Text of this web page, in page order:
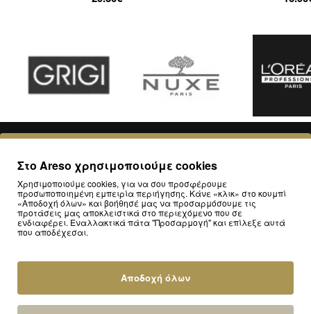
Πρώτιστα, η έκπληξη ήρθε από την
προϊόν συσκευασμένο κατά τέτοιο
τρόπο ώστε να μπορεί να
τοποθετηθεί σε ράφι προβολής. Η
Έχω
και
γυναικεία
Στο Areso χρησιμοποιούμε cookies
Χρησιμοποιούμε cookies, για να σου προσφέρουμε
προσωποποιημένη εμπειρία περιήγησης. Κάνε «κλικ» στο κουμπί
«Αποδοχή όλων» και βοήθησέ μας να προσαρμόσουμε τις
προτάσεις μας αποκλειστικά στο περιεχόμενο που σε
ενδιαφέρει. Εναλλακτικά πάτα "Προσαρμογή" και επίλεξε αυτά
που αποδέχεσαι.
Αποδοχή όλων